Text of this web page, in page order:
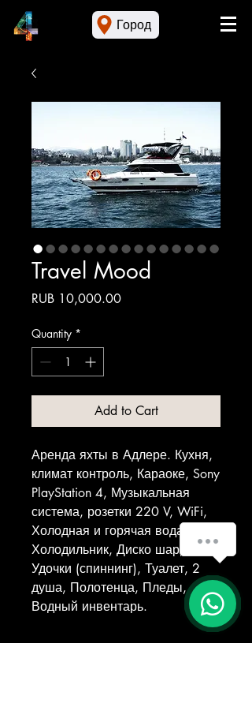
Город
Travel Mood
RUB 10,000.00Price
Quantity *
Add to Cart
Аренда яхты в Адлере. Кухня,
климат контроль, Караоке, Sony
PlayStation 4, Музыкальная
система, розетки 220 V, WiFi,
Холодная и горячая вода,
Холодильник, Диско шар,
Удочки (спиннинг), Туалет, 2
душа, Полотенца, Пледы,
Водный инвентарь.